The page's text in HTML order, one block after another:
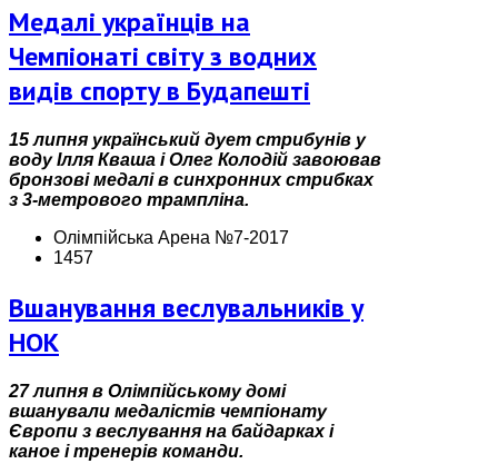
Медалі українців на
Чемпіонаті світу з водних
видів спорту в Будапешті
15 липня український дует стрибунів у
воду Ілля Кваша і Олег Колодій завоював
бронзові медалі в синхронних стрибках
з 3-метрового трампліна.
Олімпійська Арена №7-2017
1457
Вшанування веслувальників у
НОК
27 липня в Олімпійському домі
вшанували медалістів чемпіонату
Європи з веслування на байдарках і
каное і тренерів команди.